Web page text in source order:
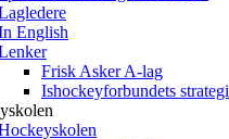
English
Frisk Asker A-lag
Ishockeyforbundets strategi